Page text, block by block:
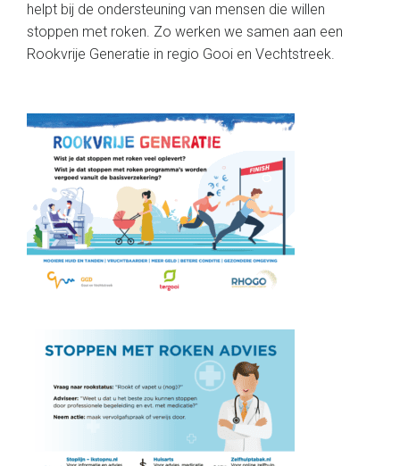
helpt bij de ondersteuning van mensen die willen
stoppen met roken. Zo werken we samen aan een
Rookvrije Generatie in regio Gooi en Vechtstreek.